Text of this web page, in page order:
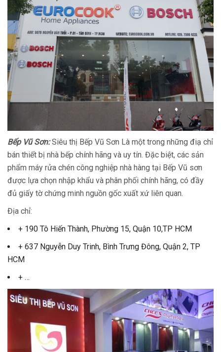
Bếp Vũ Sơn:Siêu thị Bếp Vũ Sơn Là một trong những điạ chỉ
bán thiết bị nhà bếp chính hãng và uy tín. Đặc biệt, các sản
phẩm máy rửa chén công nghiệp nhà hàng tại Bếp Vũ sơn
được lựa chọn nhập khẩu và phân phối chính hãng, có đầy
đủ giấy tờ chứng minh nguồn gốc xuất xứ liên quan.
Địa chỉ:
+ 190 Tô Hiến Thành, Phường 15, Quận 10,TP HCM
+ 637 Nguyễn Duy Trinh, Bình Trưng Đông, Quận 2, TP
HCM
+ …